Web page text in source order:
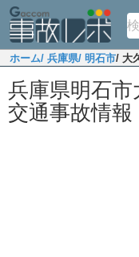
ホーム/ 兵庫県/ 明石市/ 大
兵庫県明石
交通事故情報